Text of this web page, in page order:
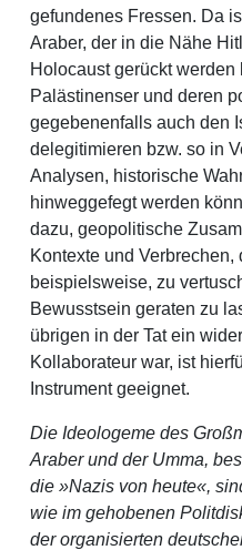
gefundenes Fressen. Da
Araber, der in die Nähe
Holocaust gerückt
Palästinenser und deren
gegebenenfalls auch den
delegitimieren bzw. so in
Analysen, historische
hinweggefegt werden
dazu, geopolitische
Kontexte und
beispielsweise, zu
Bewusstsein geraten zu
übrigen in der Tat ein
Kollaborateur war, ist
Instrument geeignet.
Die Ideologeme des
Araber und der Umma,
die »Nazis von heute«,
wie im gehobenen
der organisierten